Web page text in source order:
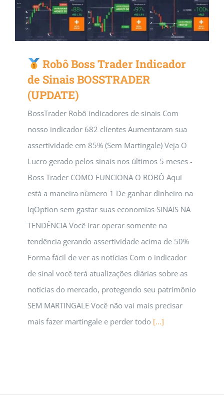
Robô Boss Trader Indicador
de Sinais BOSSTRADER
(UPDATE)
BossTrader Robô indicadores de sinais Com
nosso indicador 682 clientes Aumentaram sua
assertividade em 85% (Sem Martingale) Veja O
Lucro gerado pelos sinais nos últimos 5 meses -
Boss Trader COMO FUNCIONA O ROBÔ Aqui
está a maneira número 1 De ganhar dinheiro na
IqOption sem gastar suas economias SINAIS NA
TENDÊNCIA Você irar operar somente na
tendência gerando assertividade acima de 50%
Forma fácil de ver as notícias Com o indicador
de sinal você terá atualizações diárias sobre as
notícias do mercado, protegendo seu patrimônio
SEM MARTINGALE Você não vai mais precisar
mais fazer martingale e perder todo [...]